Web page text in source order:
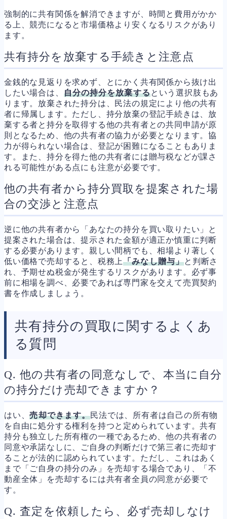
強制的に共有関係を解消できますが、時間と費用がかか
る上、競売になると市場価格より安くなるリスクがあり
ます。
共有持分を放棄する手続きと注意点
金銭的な見返りを求めず、とにかく共有関係から抜け出
したい場合は、 自分の持分を放棄するという選択肢もあ
ります。放棄された持分は、民法の規定により他の共有
者に帰属します。ただし、持分放棄の登記手続きは、放
棄する者と持分を取得する他の共有者との共同申請が原
則となるため、他の共有者の協力が必要となります。協
力が得られない場合は、登記が困難になることもありま
す。また、持分を得た他の共有者には贈与税などが課さ
れる可能性がある点にも注意が必要です。
他の共有者から持分買取を提案された場
合の交渉と注意点
逆に他の共有者から「あなたの持分を買い取りたい」と
提案された場合は、提示された金額が適正か慎重に判断
する必要があります。親しい間柄でも、相場より著しく
低い価格で売却すると、税務上「みなし贈与」と判断さ
れ、予期せぬ税金が発生するリスクがあります。必ず事
前に相場を調べ、必要であれば専門家を交えて売買契約
書を作成しましょう。
共有持分の買取に関するよくあ
る質問
Q. 他の共有者の同意なしで、本当に自分
の持分だけ売却できますか？
はい、売却できます。民法では、所有者は自己の所有物
を自由に処分する権利を持つと定められています。共有
持分も独立した所有権の一種であるため、他の共有者の
同意や承諾なしに、ご自身の判断だけで第三者に売却す
ることが法的に認められています。ただし、これはあく
まで「ご自身の持分のみ」を売却する場合であり、「不
動産全体」を売却するには共有者全員の同意が必要で
す。
Q. 査定を依頼したら、必ず売却しなけ